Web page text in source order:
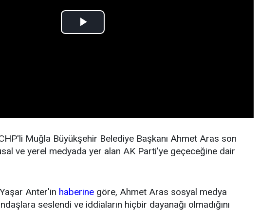
Muğla Büyükşehir Belediye Başkanı Ahmet Aras son
ve yerel medyada yer alan AK Parti'ye geçeceğine dair
Anter'in haberine göre, Ahmet Aras sosyal medya
seslendi ve iddiaların hiçbir dayanağı olmadığını